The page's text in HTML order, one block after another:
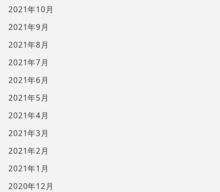
2021年10月
2021年9月
2021年8月
2021年7月
2021年6月
2021年5月
2021年4月
2021年3月
2021年2月
2021年1月
2020年12月